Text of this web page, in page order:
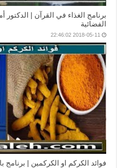
برنامج الغذاء في القرآن | الدكتور
الفضائية
2018-05-11 22:46:02
فوائد الكركم او الكركمين |